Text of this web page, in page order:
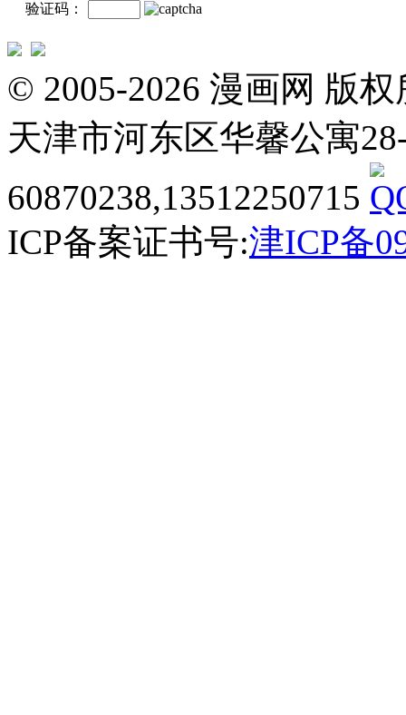
验证码：
© 2005-2026 漫画网 版
天津市河东区华馨公寓
60870238,13512250715
ICP备案证书号:津ICP备